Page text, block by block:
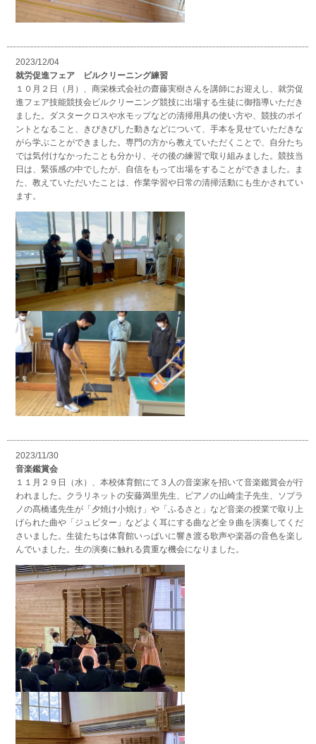
2023/12/04
就労促進フェア ビルクリーニング練習
１０月２日（月）、商栄株式会社の齋藤実樹さんを講師にお迎えし、就労促
進フェア技能競技会ビルクリーニング競技に出場する生徒に御指導いただき
ました。ダスタークロスや水モップなどの清掃用具の使い方や、競技のポイ
ントとなること、きびきびした動きなどについて、手本を見せていただきな
がら学ぶことができました。専門の方から教えていただくことで、自分たち
では気付けなかったことも分かり、その後の練習で取り組みました。競技当
日は、緊張感の中でしたが、自信をもって出場をすることができました。ま
た、教えていただいたことは、作業学習や日常の清掃活動にも生かされてい
ます。
2023/11/30
音楽鑑賞会
１１月２９日（水）、本校体育館にて３人の音楽家を招いて音楽鑑賞会が行
われました。クラリネットの安藤満里先生、ピアノの山崎圭子先生、ソプラ
ノの髙橋遙先生が「夕焼け小焼け」や「ふるさと」など音楽の授業で取り上
げられた曲や「ジュピター」などよく耳にする曲など全９曲を演奏してくだ
さいました。生徒たちは体育館いっぱいに響き渡る歌声や楽器の音色を楽し
んでいました。生の演奏に触れる貴重な機会になりました。